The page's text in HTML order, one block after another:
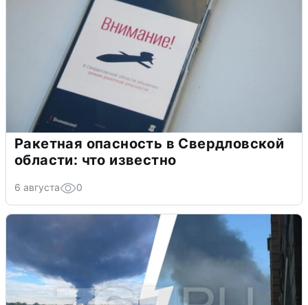
Ракетная опасность в Свердловской
области: что известно
6 августа 0